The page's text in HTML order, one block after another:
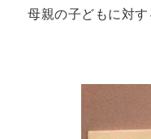
母親の子どもに対